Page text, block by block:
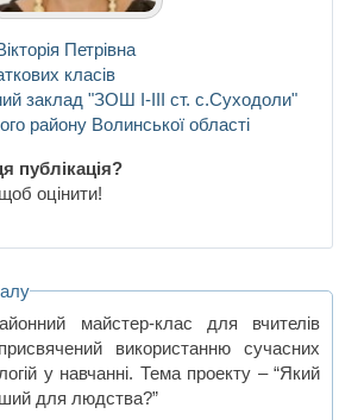
Петрівна
класів
заклад "ЗОШ І-ІІІ ст. с.Суходоли"
району Волинської області
публікація?
оцінити!
майстер-клас для вчителів
використанню сучасних
у навчанні. Тема проекту – “Який
для людства?”